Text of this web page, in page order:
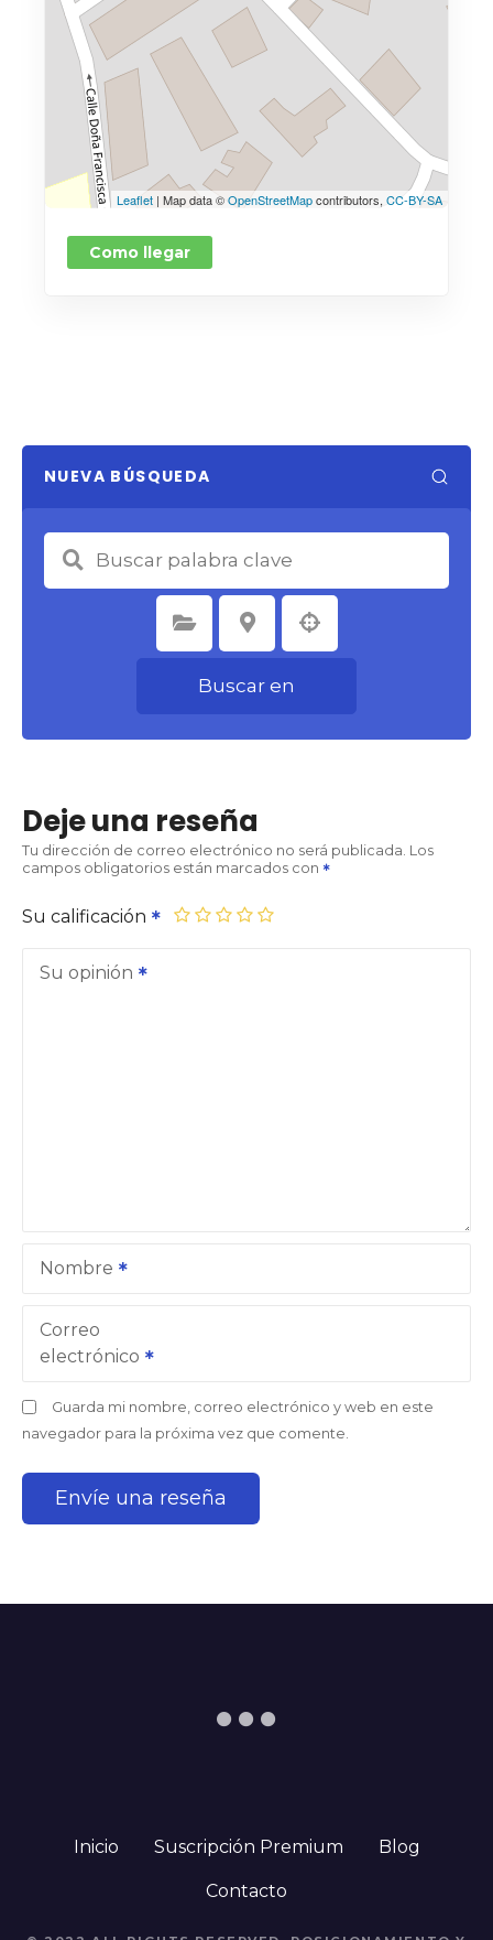
Leaflet | Map data ©OpenStreetMapcontributors, CC-BY-SA
Como llegar
NUEVA BÚSQUEDA
Seleccione la categoría Seleccione la ubicación
Buscar en
Deje una reseña
Tu dirección de correo electrónico no será publicada. Los
campos obligatorios están marcados con
Su calificación
Su opinión
Nombre
Correo
electrónico
Guarda mi nombre, correo electrónico y web en este
navegador para la próxima vez que comente.
Inicio Suscripción Premium Blog
Contacto